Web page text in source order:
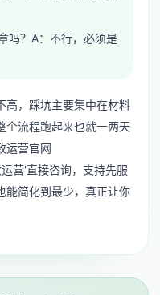
吗？A：不行，必须是
高，踩坑主要集中在材料
个流程跑起来也就一两天
运营官网
营'直接咨询，支持先服
能简化到最少，真正让你